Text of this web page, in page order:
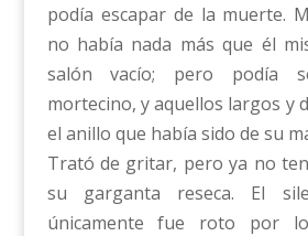
podía escapar de la muerte.
no había nada más que él
salón vacío; pero podía
mortecino, y aquellos largos y
el anillo que había sido de su
Trató de gritar, pero ya no
su garganta reseca. El
únicamente fue roto por